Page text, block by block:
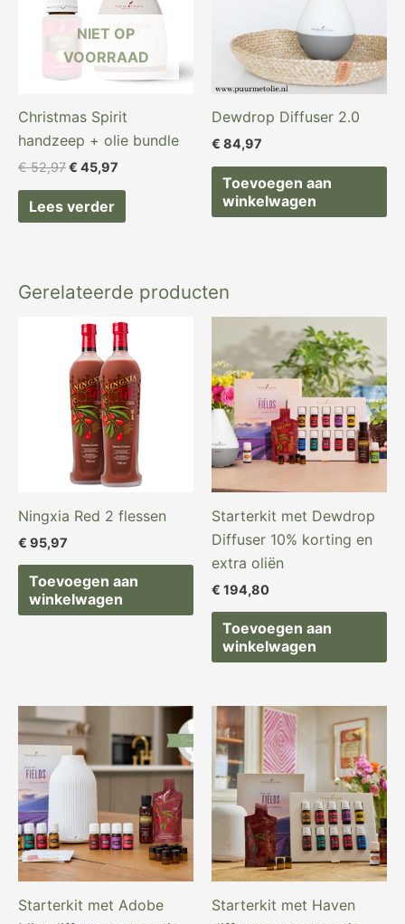
NIET OP
VOORRAAD
Christmas Spirit
handzeep + olie bundle
€52,97€ 45,97
Lees verder
Dewdrop Diffuser 2.0
€ 84,97
Toevoegen aan
winkelwagen
Gerelateerde producten
Ningxia Red 2 flessen
€ 95,97
Toevoegen aan
winkelwagen
Starterkit met Dewdrop
Diffuser 10% korting en
extra oliën
€ 194,80
Toevoegen aan
winkelwagen
Starterkit met Adobe
Oorspronkelijke
prijs
was:
€ 208,43.
Huidige
is:
€ 198,43.
Starterkit met Haven
Oorspronkelijke
prijs
was:
€ 207,24.
Huidige
prijs
is:
€ 194,80.